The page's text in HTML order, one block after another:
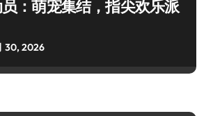
：萌宠集结，指尖欢乐派
30, 2026